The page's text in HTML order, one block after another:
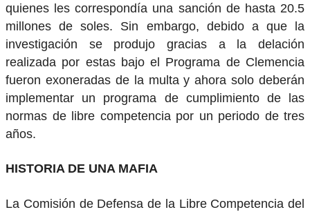
quienes les correspondía una sanción de hasta 20.5
millones de soles. Sin embargo, debido a que la
investigación se produjo gracias a la delación
realizada por estas bajo el Programa de Clemencia
fueron exoneradas de la multa y ahora solo deberán
implementar un programa de cumplimiento de las
normas de libre competencia por un periodo de tres
años.
HISTORIA DE UNA MAFIA
La Comisión de Defensa de la Libre Competencia del